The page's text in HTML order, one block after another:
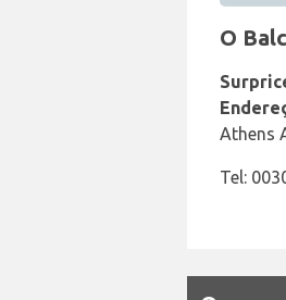
O
Athens
Tel: